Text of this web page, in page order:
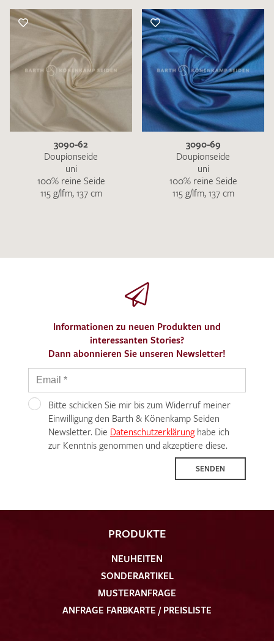
3090-62
Doupionseide
uni
100% reine Seide
115 g/lfm, 137 cm
3090-69
Doupionseide
uni
100% reine Seide
115 g/lfm, 137 cm
Informationen zu neuen Produkten und
interessanten Stories?
Dann abonnieren Sie unseren Newsletter!
Bitte schicken Sie mir bis zum Widerruf meiner
Einwilligung den Barth & Könenkamp Seiden
Newsletter. Die Datenschutzerklärunghabe ich
zur Kenntnis genommen und akzeptiere diese.
SENDEN
PRODUKTE
NEUHEITEN
SONDERARTIKEL
MUSTERANFRAGE
ANFRAGE FARBKARTE / PREISLISTE